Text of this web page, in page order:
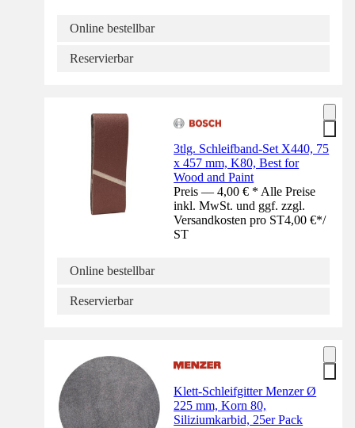
Online bestellbar
Reservierbar
3tlg. Schleifband-Set X440, 75
x 457 mm, K80, Best for
Wood and Paint
Preis — 4,00 € * Alle Preise
inkl. MwSt. und ggf. zzgl.
Versandkosten pro ST4,00 €*/
ST
Online bestellbar
Reservierbar
Klett-Schleifgitter Menzer Ø
225 mm, Korn 80,
Siliziumkarbid, 25er Pack